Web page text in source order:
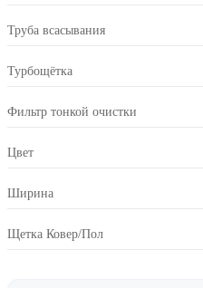
Труба всасывания
Турбощётка
Фильтр тонкой очистки
Цвет
Ширина
Щетка Ковер/Пол